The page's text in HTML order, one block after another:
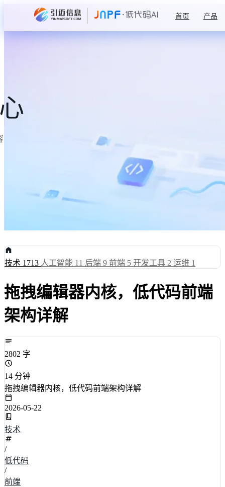
首页 产品
技术 1713 人工智能 11 后端 9 前端 5 开发工具 2 运维 1
拖拽编辑器内核，低代码前端
架构详解
2802 字
14 分钟
拖拽编辑器内核，低代码前端架构详解
2026-05-22
技术
/
低代码
/
前端